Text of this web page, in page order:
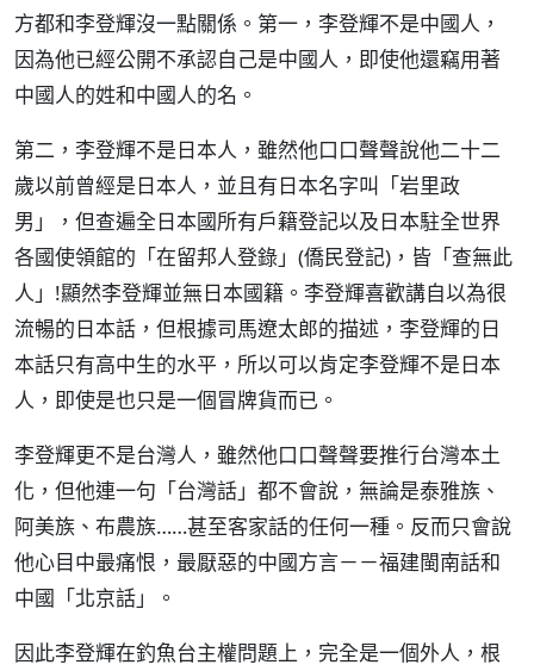
方都和李登輝沒一點關係。第一，李登輝不是中國人，
因為他已經公開不承認自己是中國人，即使他還竊用著
中國人的姓和中國人的名。
第二，李登輝不是日本人，雖然他口口聲聲說他二十二
歲以前曾經是日本人，並且有日本名字叫「岩里政
男」，但查遍全日本國所有戶籍登記以及日本駐全世界
各國使領館的「在留邦人登錄」(僑民登記)，皆「查無此
人」!顯然李登輝並無日本國籍。李登輝喜歡講自以為很
流暢的日本話，但根據司馬遼太郎的描述，李登輝的日
本話只有高中生的水平，所以可以肯定李登輝不是日本
人，即使是也只是一個冒牌貨而已。
李登輝更不是台灣人，雖然他口口聲聲要推行台灣本土
化，但他連一句「台灣話」都不會說，無論是泰雅族、
阿美族、布農族……甚至客家話的任何一種。反而只會說
他心目中最痛恨，最厭惡的中國方言－－福建閩南話和
中國「北京話」。
因此李登輝在釣魚台主權問題上，完全是一個外人，根